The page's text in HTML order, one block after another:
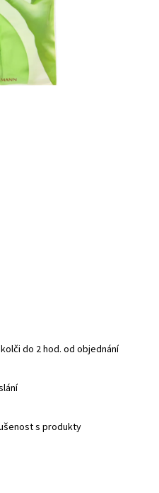
do 2 hod. od objednání
s produkty